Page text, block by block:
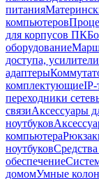
питания
компьютеров
для корпусов ПК
оборудование
доступа,
адаптеры
комплектующиеIP-
переходники
связиАксессуары
ноутбуков
компьютера
ноутбуков
обеспечение
домомУмные